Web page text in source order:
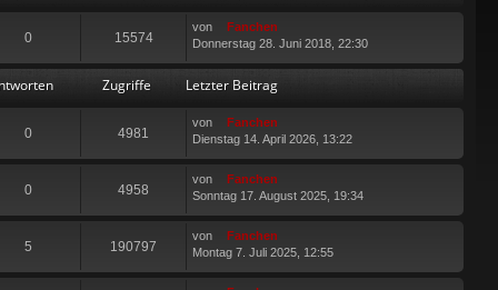
0 15574
von
Fanchen
Donnerstag 28. Juni 2018, 22:30
Zugriffe Letzter Beitrag
0 4981
von
Fanchen
Dienstag 14. April 2026, 13:22
0 4958
von
Fanchen
Sonntag 17. August 2025, 19:34
5 190797
von
Fanchen
Montag 7. Juli 2025, 12:55